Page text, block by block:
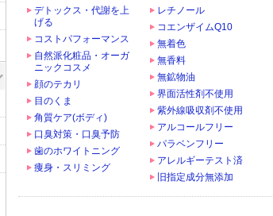
デトックス・代謝を上
げる
コストパフォーマンス
自然派化粧品・オーガ
ニックコスメ
顔のテカリ
目のくま
角質ケア(ボディ)
口臭対策・口臭予防
歯のホワイトニング
痩身・スリミング
レチノール
コエンザイムQ10
無着色
無香料
無鉱物油
界面活性剤不使用
紫外線吸収剤不使用
アルコールフリー
パラベンフリー
アレルギーテスト済
旧指定成分無添加